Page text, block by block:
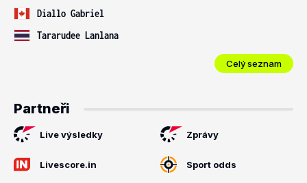
Diallo Gabriel
Tararudee Lanlana
Celý seznam
Partneři
Live výsledky Zprávy
Livescore.in Sport odds